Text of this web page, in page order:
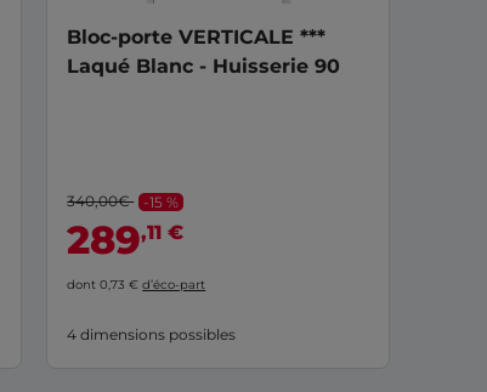
Bloc-porte VERTICALE ***
Laqué Blanc - Huisserie 90
340,00€ -15 %
289,11 €
dont 0,73 €d’éco-part
4 dimensions possibles